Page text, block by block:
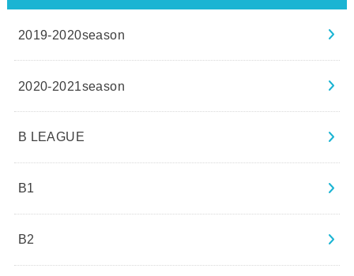
2019-2020season
2020-2021season
B LEAGUE
B1
B2